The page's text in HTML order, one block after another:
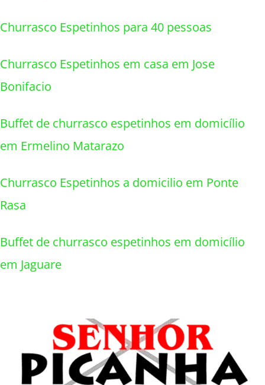
Churrasco Espetinhos para 40 pessoas
Churrasco Espetinhos em casa em Jose
Bonifacio
Buffet de churrasco espetinhos em domicílio
em Ermelino Matarazo
Churrasco Espetinhos a domicilio em Ponte
Rasa
Buffet de churrasco espetinhos em domicílio
em Jaguare